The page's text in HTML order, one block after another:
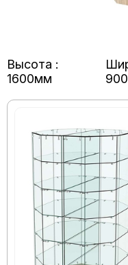
Высота :
1600мм